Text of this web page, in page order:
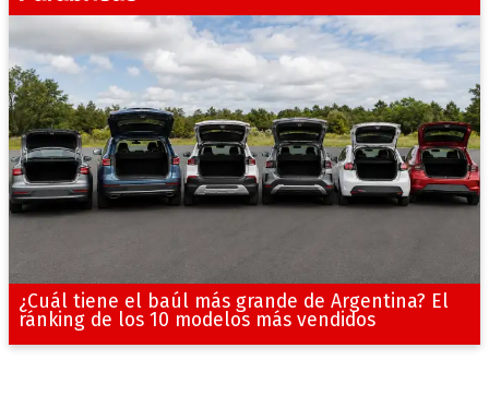
¿Cuál tiene el baúl más grande de Argentina? El
ránking de los 10 modelos más vendidos